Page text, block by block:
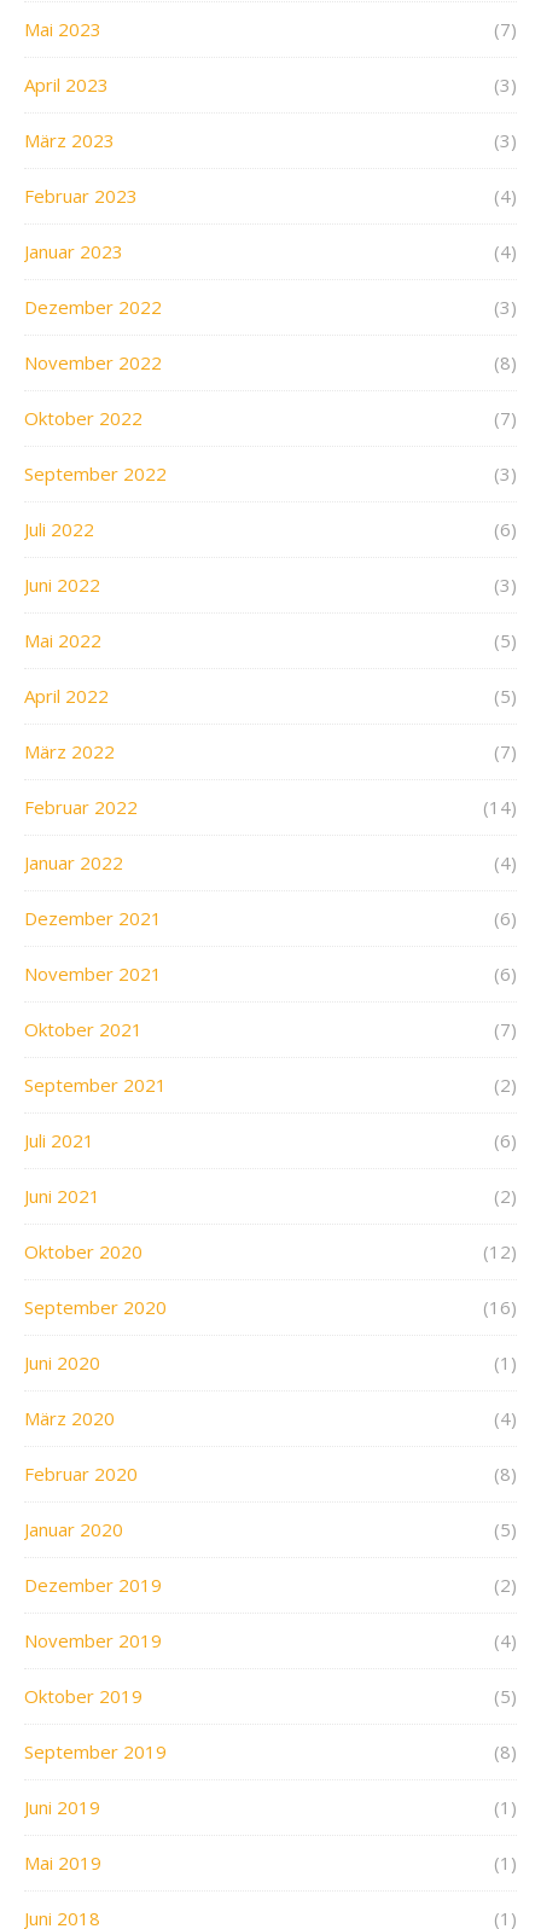
Mai 2023 (7)
April 2023 (3)
März 2023 (3)
Februar 2023 (4)
Januar 2023 (4)
Dezember 2022 (3)
November 2022 (8)
Oktober 2022 (7)
September 2022 (3)
Juli 2022 (6)
Juni 2022 (3)
Mai 2022 (5)
April 2022 (5)
März 2022 (7)
Februar 2022 (14)
Januar 2022 (4)
Dezember 2021 (6)
November 2021 (6)
Oktober 2021 (7)
September 2021 (2)
Juli 2021 (6)
Juni 2021 (2)
Oktober 2020 (12)
September 2020 (16)
Juni 2020 (1)
März 2020 (4)
Februar 2020 (8)
Januar 2020 (5)
Dezember 2019 (2)
November 2019 (4)
Oktober 2019 (5)
September 2019 (8)
Juni 2019 (1)
Mai 2019 (1)
Juni 2018 (1)